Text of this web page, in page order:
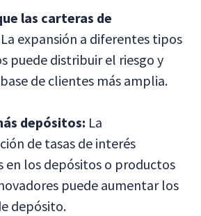
las carteras de
La expansión a diferentes tipos
puede distribuir el riesgo y
de clientes más amplia.
depósitos: La
de tasas de interés
en los depósitos o productos
puede aumentar los
depósito.